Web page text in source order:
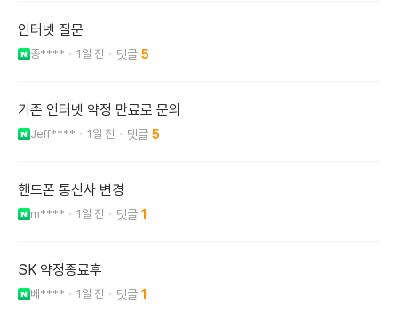
인터넷 질문
종**** 1일 전 5
기존 인터넷 약정 만료로 문의
Jeff**** 1일 전 5
핸드폰 통신사 변경
m**** 1일 전 1
SK 약정종료후
베**** 1일 전 1